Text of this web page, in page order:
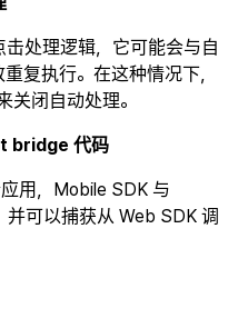
处理逻辑，它可能会与自
复执行。在这种情况下，
关闭自动处理。
bridge 代码
用，Mobile SDK 与
并可以捕获从 Web SDK 调